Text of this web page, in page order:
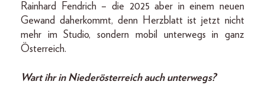
Rainhard Fendrich – die 2025 aber in einem neuen
Gewand daherkommt, denn Herzblatt ist jetzt nicht
mehr im Studio, sondern mobil unterwegs in ganz
Österreich.
Wart ihr in Niederösterreich auch unterwegs?